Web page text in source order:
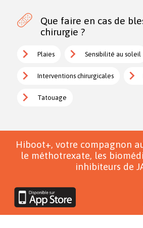
Que faire en cas de
chirurgie ?
Plaies Sensibilité au soleil
Interventions chirurgicales
Tatouage
Hiboot+, votre compagnon
le méthotrexate, les
inhibiteurs de